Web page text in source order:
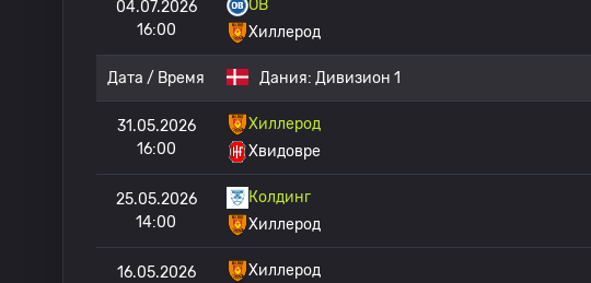
04.07.2026
16:00
OB
Хиллерод
Дата / Время Дания: Дивизион 1
31.05.2026
16:00
Хиллерод
Хвидовре
25.05.2026
14:00
Колдинг
Хиллерод
16.05.2026
Хиллерод